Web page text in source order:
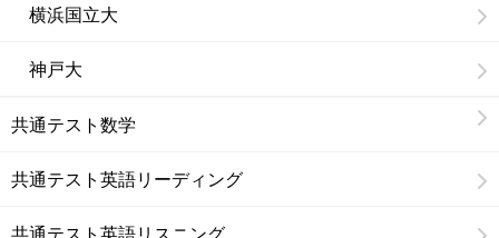
横浜国立大
神戸大
共通テスト数学
共通テスト英語リーディング